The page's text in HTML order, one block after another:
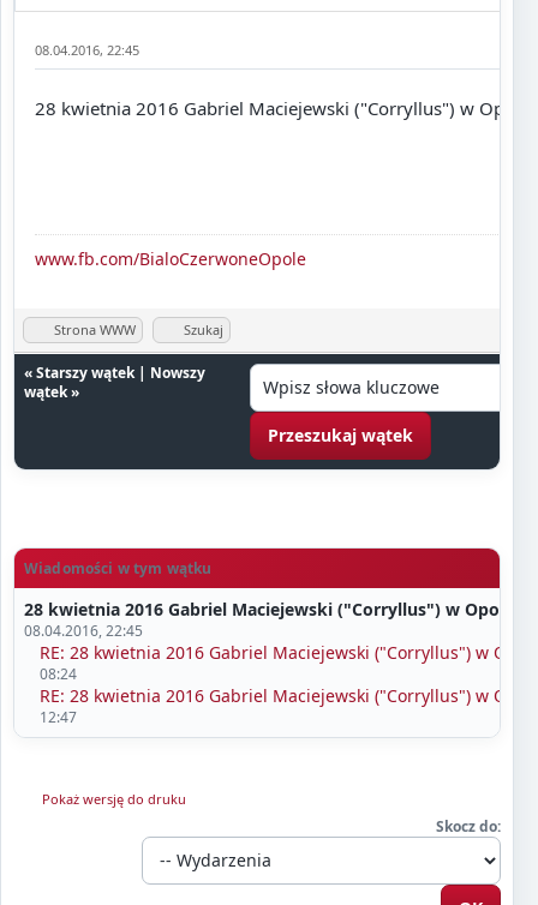
08.04.2016, 22:45
28 kwietnia 2016 Gabriel Maciejewski ("Corryllus") w Opolu
www.fb.com/BialoCzerwoneOpole
Strona WWW Szukaj
«Starszy wątek| Nowszy
wątek»
Wiadomości w tym wątku
28 kwietnia 2016 Gabriel Maciejewski ("Corryllus") w Opolu
08.04.2016, 22:45
RE: 28 kwietnia 2016 Gabriel Maciejewski ("Corryllus") w
08:24
RE: 28 kwietnia 2016 Gabriel Maciejewski ("Corryllus") w
12:47
Pokaż wersję do druku
Skocz do: